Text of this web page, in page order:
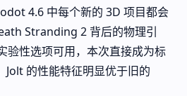
4.6 中每个新的 3D 项目都会
Stranding 2 背后的物理引
验性选项可用，本次直接成为标
的性能特征明显优于旧的